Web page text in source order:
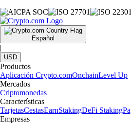
Español
|
USD
Productos
Aplicación Crypto.comOnchainLevel Up
Mercados
Criptomonedas
Características
TarjetasCestasEarnStakingDeFi Staking
Empresas